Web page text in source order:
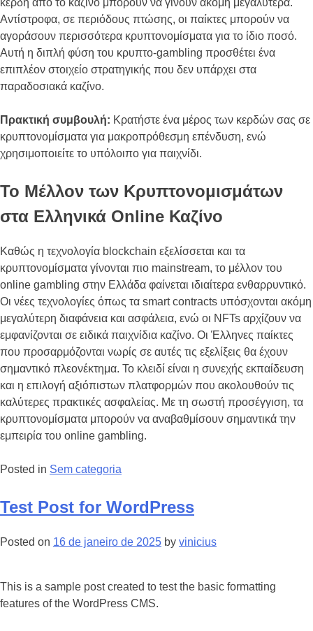
κέρδη από το καζίνο μπορούν να γίνουν ακόμη μεγαλύτερα.
Αντίστροφα, σε περιόδους πτώσης, οι παίκτες μπορούν να
αγοράσουν περισσότερα κρυπτονομίσματα για το ίδιο ποσό.
Αυτή η διπλή φύση του κρυπτο-gambling προσθέτει ένα
επιπλέον στοιχείο στρατηγικής που δεν υπάρχει στα
παραδοσιακά καζίνο.
Πρακτική συμβουλή: Κρατήστε ένα μέρος των κερδών σας σε
κρυπτονομίσματα για μακροπρόθεσμη επένδυση, ενώ
χρησιμοποιείτε το υπόλοιπο για παιχνίδι.
Το Μέλλον των Κρυπτονομισμάτων
στα Ελληνικά Online Καζίνο
Καθώς η τεχνολογία blockchain εξελίσσεται και τα
κρυπτονομίσματα γίνονται πιο mainstream, το μέλλον του
online gambling στην Ελλάδα φαίνεται ιδιαίτερα ενθαρρυντικό.
Οι νέες τεχνολογίες όπως τα smart contracts υπόσχονται ακόμη
μεγαλύτερη διαφάνεια και ασφάλεια, ενώ οι NFTs αρχίζουν να
εμφανίζονται σε ειδικά παιχνίδια καζίνο. Οι Έλληνες παίκτες
που προσαρμόζονται νωρίς σε αυτές τις εξελίξεις θα έχουν
σημαντικό πλεονέκτημα. Το κλειδί είναι η συνεχής εκπαίδευση
και η επιλογή αξιόπιστων πλατφορμών που ακολουθούν τις
καλύτερες πρακτικές ασφαλείας. Με τη σωστή προσέγγιση, τα
κρυπτονομίσματα μπορούν να αναβαθμίσουν σημαντικά την
εμπειρία του online gambling.
Posted in Sem categoria
Test Post for WordPress
Posted on 16 de janeiro de 2025 by vinicius
This is a sample post created to test the basic formatting
features of the WordPress CMS.